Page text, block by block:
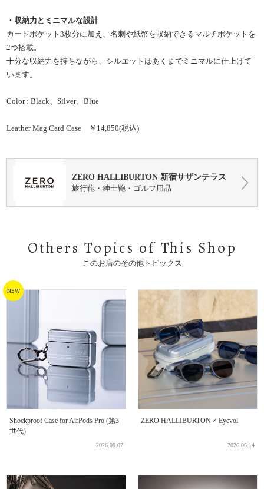
・収納力とミニマルな設計
カードポケット3枚分に加え、名刺や紙幣を収納できるマルチポケットを
2つ搭載。
十分な収納力を持ちながら、シルエットはあくまでミニマルに仕上げて
います。
Color : Black、Silver、Blue
Leather Mag Card Case ￥14,850(税込)
ZERO HALLIBURTON 新宿サザンテラス
旅行鞄・紳士鞄・ゴルフ用品
Others Topics of This Shop
このお店のその他トピックス
Shockproof Case for AirPods Pro (第3
世代)
2026.08.07
ZERO HALLIBURTON × Eyevol
2026.06.14